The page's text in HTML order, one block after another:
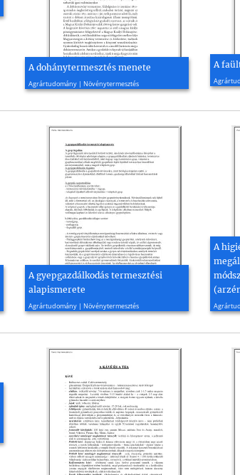
A dohánytermesztés menete
Agrártudomány | Növénytermesztés
2014, 24 oldal
A
A gyepgazdálkodás termesztési
alapismerete
Agrártudomány | Növénytermesztés
2016, 17 oldal
A